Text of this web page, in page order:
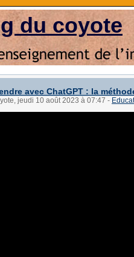
du coyote
avec ChatGPT : la
jeudi 10 août 2023 à 07:47 -